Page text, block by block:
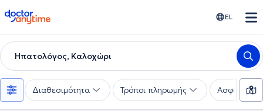
doctoranytime EL
Ηπατολόγος, Καλοχώρι
Διαθεσιμότητα Τρόποι πληρωμής